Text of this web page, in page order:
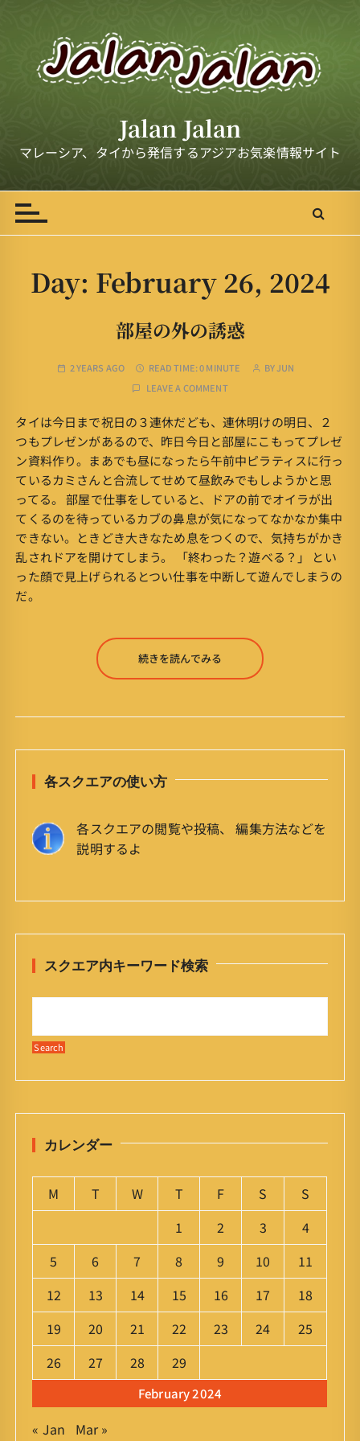
t
n
Jalan Jalan
マレーシア、タイから発信するアジアお気楽情報サイト
Day: February 26, 2024
部屋の外の誘惑
2 YEARS AGO READ TIME:0 MINUTE BYJUN
LEAVE A COMMENT
タイは今日まで祝日の３連休だども、連休明けの明日、２
つもプレゼンがあるので、昨日今日と部屋にこもってプレゼ
ン資料作り。まあでも昼になったら午前中ピラティスに行っ
ているカミさんと合流してせめて昼飲みでもしようかと思
ってる。 部屋で仕事をしていると、ドアの前でオイラが出
てくるのを待っているカブの鼻息が気になってなかなか集中
できない。ときどき大きなため息をつくので、気持ちがかき
乱されドアを開けてしまう。 「終わった？遊べる？」 とい
った顔で見上げられるとつい仕事を中断して遊んでしまうの
だ。
続きを読んでみる
各スクエアの使い方
各スクエアの閲覧や投稿、 編集方法などを
説明するよ
スクエア内キーワード検索
カレンダー
February 2024
M T W T F S
S
1
2 3
4
5
6 7 8 9 10
11
12
13 14 15 16 17
18
19
20 21 22 23 24
25
26
27 28 29
« Jan Mar »